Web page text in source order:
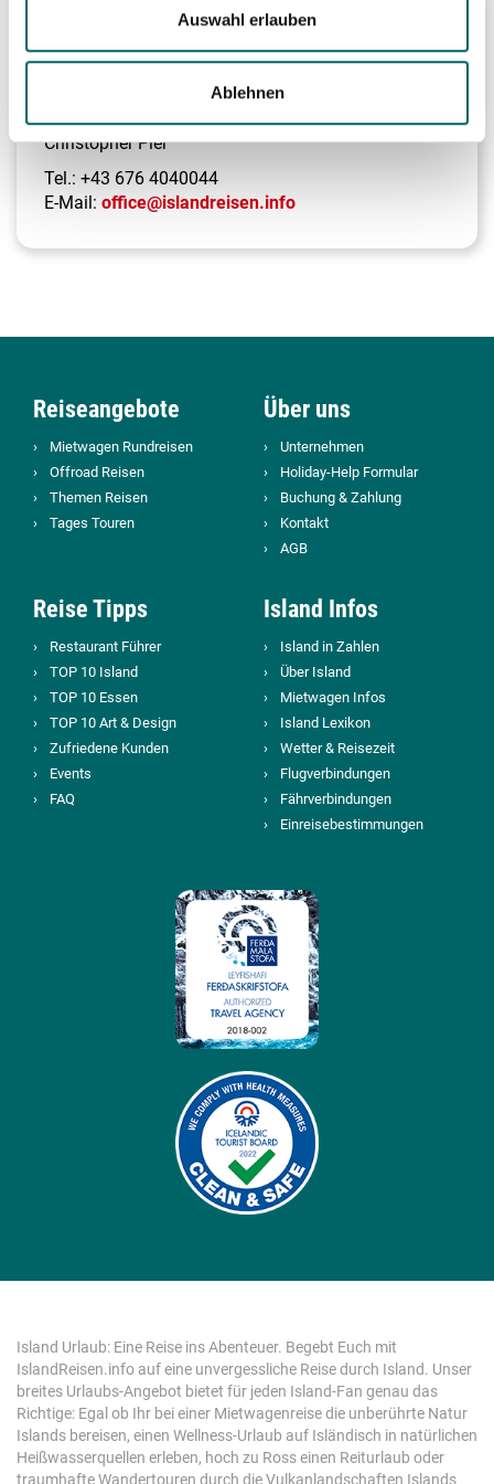
Auswahl erlauben
Ablehnen
Kontakt
Christopher Pier
Tel.: +43 676 4040044
E-Mail: office@islandreisen.info
Reiseangebote
Mietwagen Rundreisen
Offroad Reisen
Themen Reisen
Tages Touren
Über uns
Unternehmen
Holiday-Help Formular
Buchung & Zahlung
Kontakt
AGB
Reise Tipps
Restaurant Führer
TOP 10 Island
TOP 10 Essen
TOP 10 Art & Design
Zufriedene Kunden
Events
FAQ
Island Infos
Island in Zahlen
Über Island
Mietwagen Infos
Island Lexikon
Wetter & Reisezeit
Flugverbindungen
Fährverbindungen
Einreisebestimmungen
Island Urlaub: Eine Reise ins Abenteuer. Begebt Euch mit
IslandReisen.info auf eine unvergessliche Reise durch Island. Unser
breites Urlaubs-Angebot bietet für jeden Island-Fan genau das
Richtige: Egal ob Ihr bei einer Mietwagenreise die unberührte Natur
Islands bereisen, einen Wellness-Urlaub auf Isländisch in natürlichen
Heißwasserquellen erleben, hoch zu Ross einen Reiturlaub oder
traumhafte Wandertouren durch die Vulkanlandschaften Islands